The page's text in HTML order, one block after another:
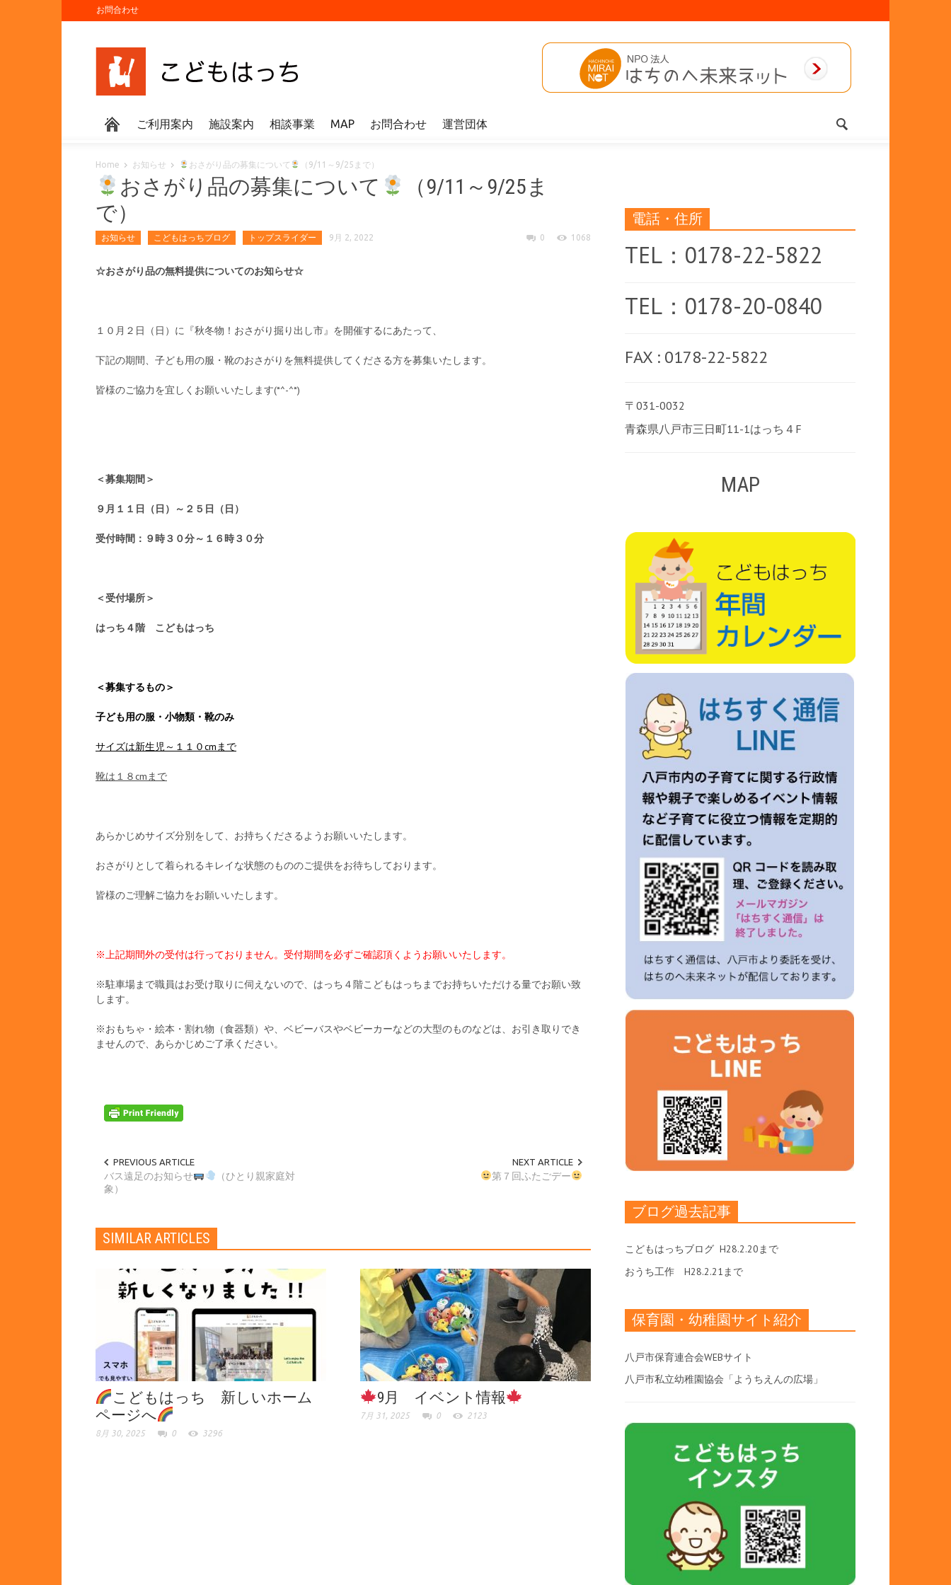
お問合わせ
ご利用案内 施設案内 相談事業 MAP お問合わせ 運営団体
Home お知らせ おさがり品の募集について （9/11～9/25まで）
おさがり品の募集について
（9/11～9/25ま
で）
お知らせ こどもはっちブログ トップスライダー 9月 2, 2022 0 1068
☆おさがり品の無料提供についてのお知らせ☆
１０月２日（日）に『秋冬物！おさがり掘り出し市』を開催するにあたって、
下記の期間、子ども用の服・靴のおさがりを無料提供してくださる方を募集いたします。
皆様のご協力を宜しくお願いいたします(*^-^*)
＜募集期間＞
９月１１日（日）～２５日（日）
受付時間：９時３０分～１６時３０分
＜受付場所＞
はっち４階 こどもはっち
＜募集するもの＞
子ども用の服・小物類・靴のみ
サイズは新生児～１１０cmまで
靴は１８cmまで
あらかじめサイズ分別をして、お持ちくださるようお願いいたします。
おさがりとして着られるキレイな状態のもののご提供をお待ちしております。
皆様のご理解ご協力をお願いいたします。
※上記期間外の受付は行っておりません。受付期間を必ずご確認頂くようお願いいたします。
※駐車場まで職員はお受け取りに伺えないので、はっち４階こどもはっちまでお持ちいただける量でお願い致
します。
※おもちゃ・絵本・割れ物（食器類）や、ベビーバスやベビーカーなどの大型のものなどは、お引き取りでき
ませんので、あらかじめご了承ください。
PREVIOUS ARTICLE
バス遠足のお知らせ
（ひとり親家庭対
象）
NEXT ARTICLE
第７回ふたごデー
SIMILAR ARTICLES
こどもはっち 新しいホーム
ページへ
8月 30, 2025 0 3296
9月 イベント情報
7月 31, 2025 0 2123
電話・住所
TEL：0178-22-5822
TEL：0178-20-0840
FAX : 0178-22-5822
〒031-0032
青森県八戸市三日町11-1はっち４F
MAP
ブログ過去記事
こどもはっちブログ H28.2.20まで
おうち工作 H28.2.21まで
保育園・幼稚園サイト紹介
八戸市保育連合会WEBサイト
八戸市私立幼稚園協会「ようちえんの広場」